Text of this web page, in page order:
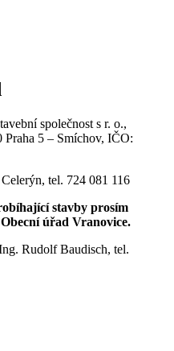
společnost s r. o.,
Praha 5 – Smíchov, IČO:
tel. 724 081 116
stavby prosím
úřad Vranovice.
Rudolf Baudisch, tel.